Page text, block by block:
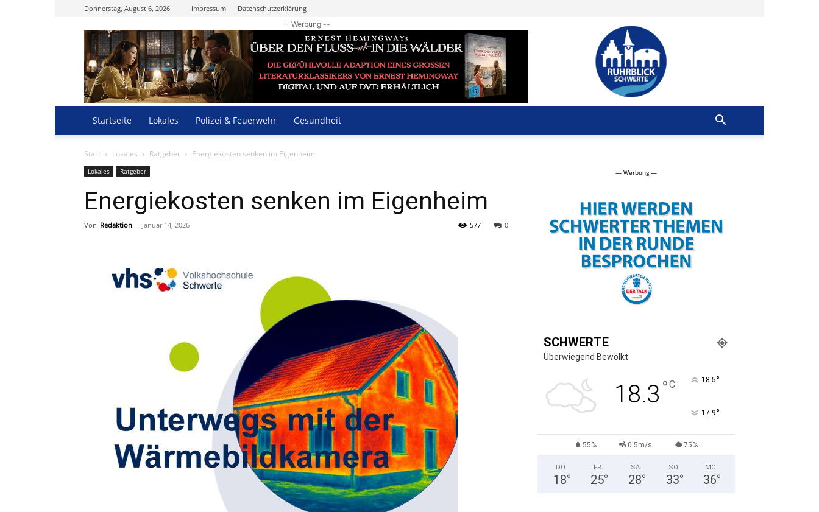
Donnerstag, August 6, 2026 Impressum Datenschutzerklärung
Ruhrblick
Schwerte
-- Werbung --
Startseite Lokales Polizei & Feuerwehr Gesundheit
Start Lokales Ratgeber Energiekosten senken im Eigenheim
Lokales Ratgeber
Energiekosten senken im Eigenheim
Von Redaktion - Januar 14, 2026 0
577
— Werbung —
SCHWERTE
Überwiegend Bewölkt
18.3 °C 18.5°
17.9°
55% 0.5m/s 75%
DO.
18°
FR.
25°
SA.
28°
SO.
33°
MO.
36°